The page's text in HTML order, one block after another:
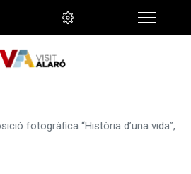
fotogràfica “Història d’una vida”,